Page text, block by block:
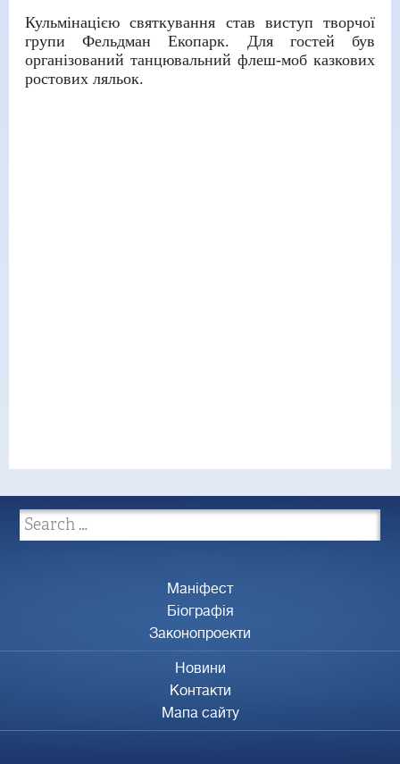
Кульмінацією святкування став виступ творчої
групи Фельдман Екопарк. Для гостей був
організований танцювальний флеш-моб казкових
ростових ляльок.
Маніфест
Біографія
Законопроекти
Новини
Контакти
Мапа сайту